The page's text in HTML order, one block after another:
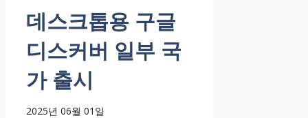
데스크톱용 구글
디스커버 일부 국
가 출시
2025년 06월 01일